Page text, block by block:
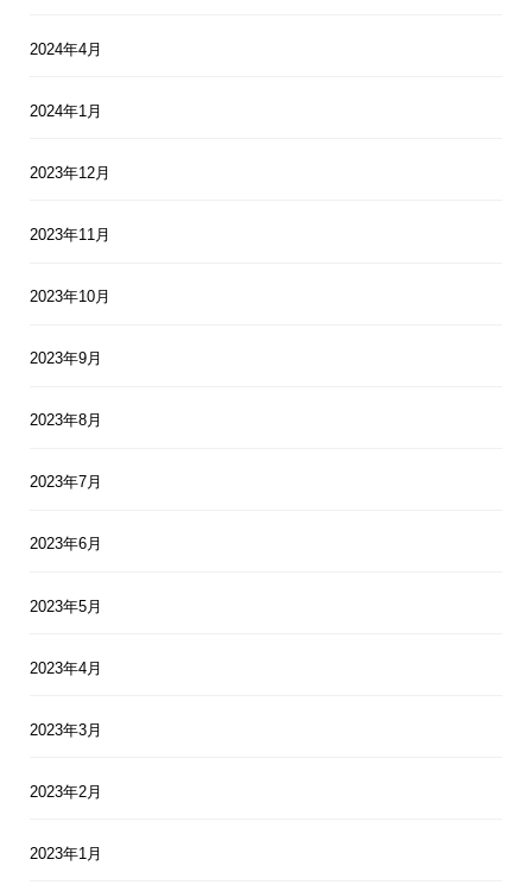
2024年4月
2024年1月
2023年12月
2023年11月
2023年10月
2023年9月
2023年8月
2023年7月
2023年6月
2023年5月
2023年4月
2023年3月
2023年2月
2023年1月